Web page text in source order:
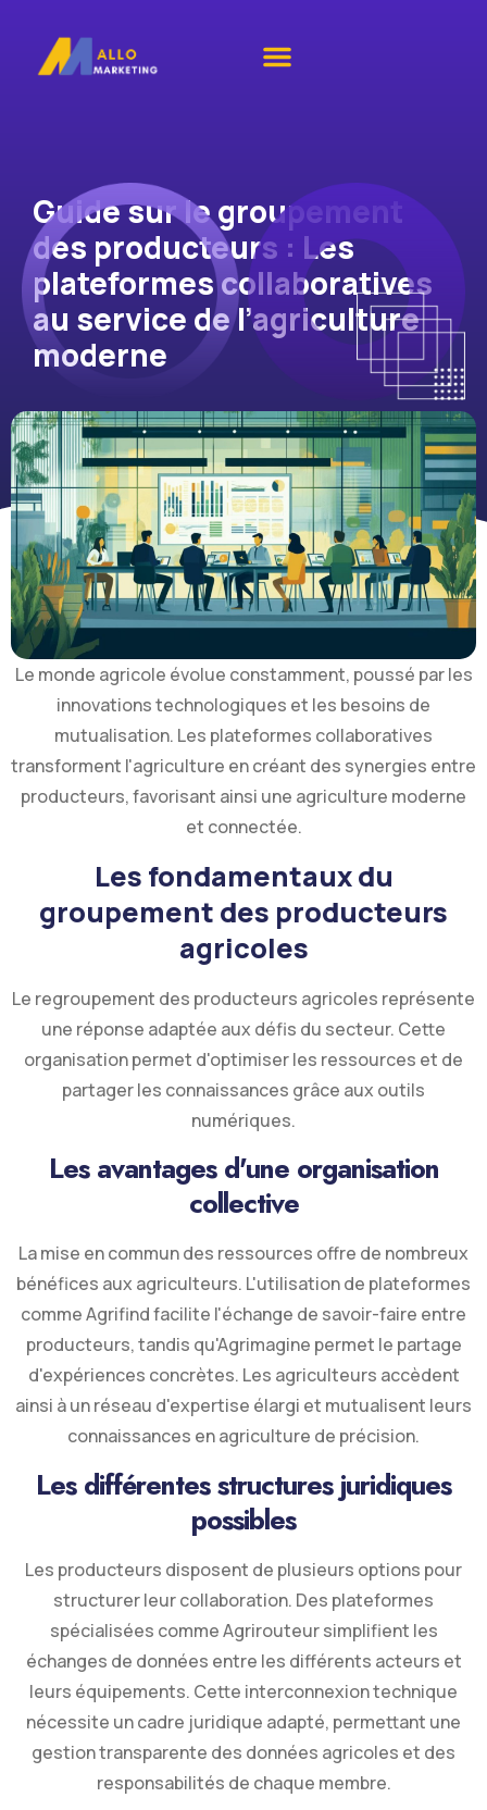
Guide sur le groupement
des producteurs : Les
plateformes collaboratives
au service de l’agriculture
moderne
Le monde agricole évolue constamment, poussé par les
innovations technologiques et les besoins de
mutualisation. Les plateformes collaboratives
transforment l'agriculture en créant des synergies entre
producteurs, favorisant ainsi une agriculture moderne
et connectée.
Les fondamentaux du
groupement des producteurs
agricoles
Le regroupement des producteurs agricoles représente
une réponse adaptée aux défis du secteur. Cette
organisation permet d'optimiser les ressources et de
partager les connaissances grâce aux outils
numériques.
Les avantages d'une organisation
collective
La mise en commun des ressources offre de nombreux
bénéfices aux agriculteurs. L'utilisation de plateformes
comme Agrifind facilite l'échange de savoir-faire entre
producteurs, tandis qu'Agrimagine permet le partage
d'expériences concrètes. Les agriculteurs accèdent
ainsi à un réseau d'expertise élargi et mutualisent leurs
connaissances en agriculture de précision.
Les différentes structures juridiques
possibles
Les producteurs disposent de plusieurs options pour
structurer leur collaboration. Des plateformes
spécialisées comme Agrirouteur simplifient les
échanges de données entre les différents acteurs et
leurs équipements. Cette interconnexion technique
nécessite un cadre juridique adapté, permettant une
gestion transparente des données agricoles et des
responsabilités de chaque membre.